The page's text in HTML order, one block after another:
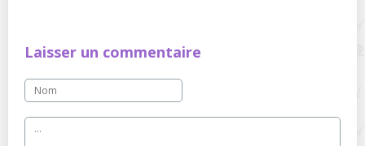
Laisser un commentaire